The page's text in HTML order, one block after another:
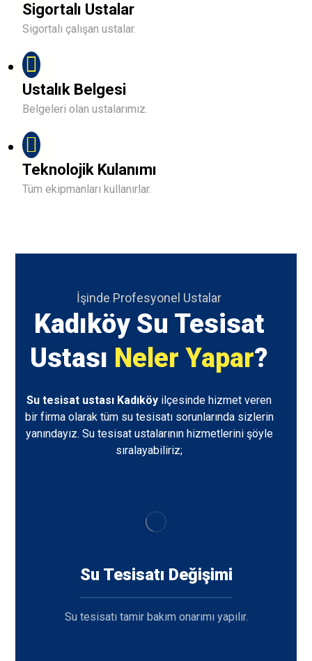
Sigortalı Ustalar
Sigortalı çalışan ustalar.
Ustalık Belgesi
Belgeleri olan ustalarımız.
Teknolojik Kulanımı
Tüm ekipmanları kullanırlar.
İşinde Profesyonel Ustalar
Kadıköy Su Tesisat
Ustası Neler Yapar?
Su tesisat ustası Kadıköy ilçesinde hizmet veren
bir firma olarak tüm su tesisatı sorunlarında sizlerin
yanındayız. Su tesisat ustalarının hizmetlerini şöyle
sıralayabiliriz;
Su Tesisatı Değişimi
Su tesisatı tamir bakım onarımı yapılır.